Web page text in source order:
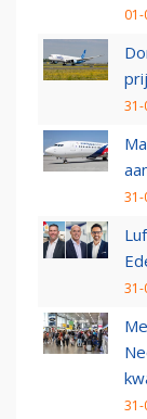
31-
31-
31-
31-